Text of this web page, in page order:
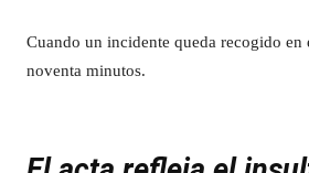
Cuando un incidente queda recogido
noventa minutos.